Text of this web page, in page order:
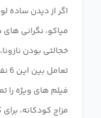
اگر از دیدن ساده
میاکو، نگرانی
خجالتی بودن
فیلم های ویژه را
مزاج کودکانه،